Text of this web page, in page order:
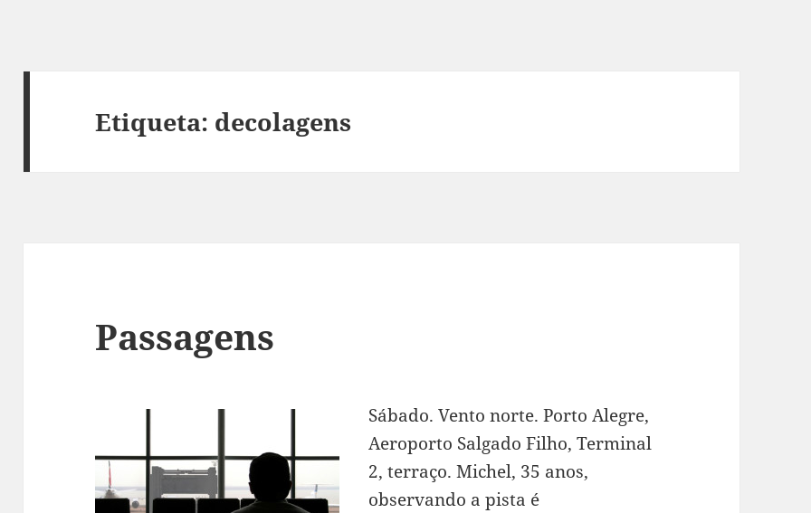
Etiqueta: decolagens
Passagens
Sábado. Vento norte. Porto Alegre,
Aeroporto Salgado Filho, Terminal
2, terraço. Michel, 35 anos,
observando a pista é